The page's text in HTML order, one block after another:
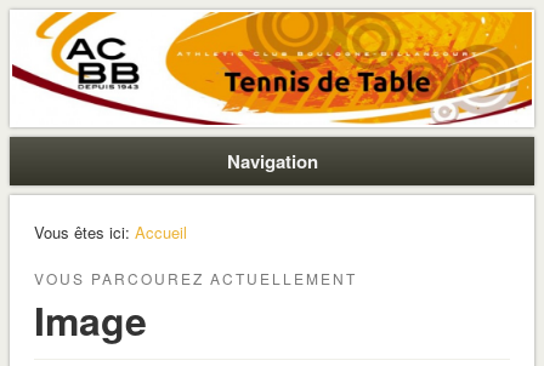
ACBB – Tennis de Table
La section ping de Boulogne
Navigation
Vous êtes ici: Accueil
VOUS PARCOUREZ ACTUELLEMENT
Image